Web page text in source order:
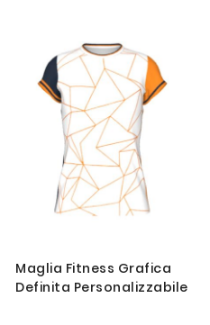
Maglia Fitness Grafica
Definita Personalizzabile